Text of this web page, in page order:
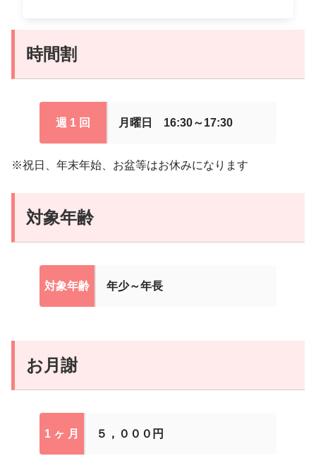
時間割
週 1 回 月曜日 16:30～17:30
※祝日、年末年始、お盆等はお休みになります
対象年齢
対象年齢 年少～年長
お月謝
1 ヶ 月 ５，０００円